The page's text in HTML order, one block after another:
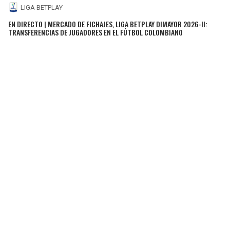
LIGA BETPLAY
EN DIRECTO | MERCADO DE FICHAJES, LIGA BETPLAY DIMAYOR 2026-II:
TRANSFERENCIAS DE JUGADORES EN EL FÚTBOL COLOMBIANO